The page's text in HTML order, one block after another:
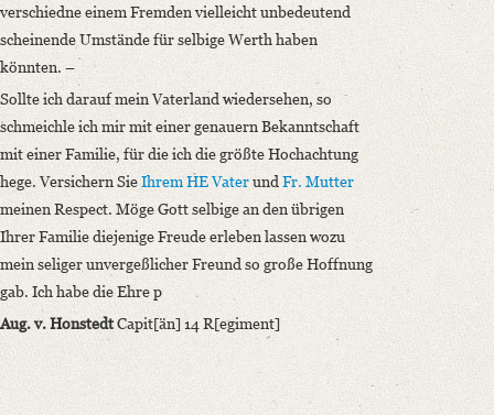
verschiedne einem Fremden vielleicht unbedeutend
scheinende Umstände für selbige Werth haben
könnten. –
Sollte ich darauf mein Vaterland wiedersehen, so
schmeichle ich mir mit einer genauern Bekanntschaft
mit einer Familie, für die ich die größte Hochachtung
hege. Versichern SieIhrem HE Vaterund Fr. Mutter
meinen Respect. Möge Gott selbige an den übrigen
Ihrer Familie diejenige Freude erleben lassen wozu
mein seliger unvergeßlicher Freund so große Hoffnung
gab. Ich habe die Ehre p
Aug. v. HonstedtCapit[än] 14 R[egiment]